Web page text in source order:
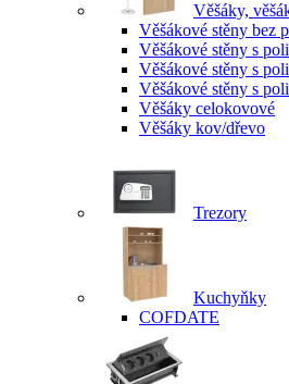
Věšáky,
Věšákové stěny bez
Věšákové stěny s
Věšákové stěny s
Věšákové stěny s
Věšáky celokovové
Věšáky kov/dřevo
Trezory
Kuchyňky
COFDATE